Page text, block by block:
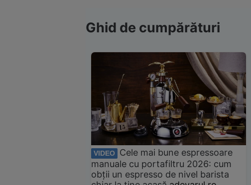
Ghid de cumpărături
VIDEO
Cele mai bune espressoare
manuale cu portafiltru 2026: cum
obții un espresso de nivel barista